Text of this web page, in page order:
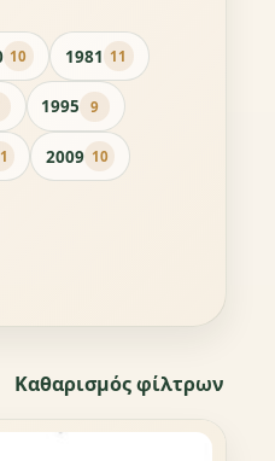
10 1981 11
1995 9
2009 10
Καθαρισμός φίλτρων